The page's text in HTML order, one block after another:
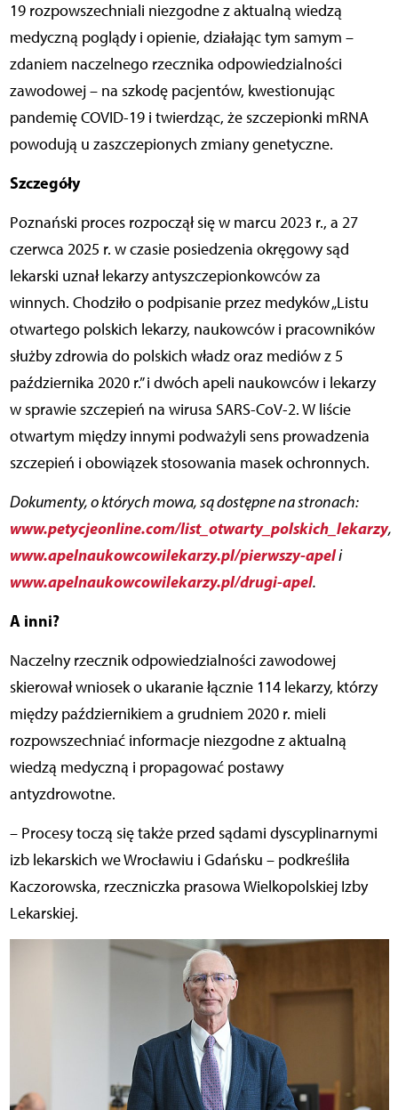
19 rozpowszechniali niezgodne z aktualną wiedzą
medyczną poglądy i opienie, działając tym samym –
zdaniem naczelnego rzecznika odpowiedzialności
zawodowej – na szkodę pacjentów, kwestionując
pandemię COVID-19 i twierdząc, że szczepionki mRNA
powodują u zaszczepionych zmiany genetyczne.
Szczegóły
Poznański proces rozpoczął się w marcu 2023 r., a 27
czerwca 2025 r. w czasie posiedzenia okręgowy sąd
lekarski uznał lekarzy antyszczepionkowców za
winnych. Chodziło o podpisanie przez medyków „Listu
otwartego polskich lekarzy, naukowców i pracowników
służby zdrowia do polskich władz oraz mediów z 5
października 2020 r.” i dwóch apeli naukowców i lekarzy
w sprawie szczepień na wirusa SARS-CoV-2. W liście
otwartym między innymi podważyli sens prowadzenia
szczepień i obowiązek stosowania masek ochronnych.
Dokumenty, o których mowa, są dostępne na stronach:
www.petycjeonline.com/list_otwarty_polskich_lekarzy,
www.apelnaukowcowilekarzy.pl/pierwszy-apeli
www.apelnaukowcowilekarzy.pl/drugi-apel.
A inni?
Naczelny rzecznik odpowiedzialności zawodowej
skierował wniosek o ukaranie łącznie 114 lekarzy, którzy
między październikiem a grudniem 2020 r. mieli
rozpowszechniać informacje niezgodne z aktualną
wiedzą medyczną i propagować postawy
antyzdrowotne.
– Procesy toczą się także przed sądami dyscyplinarnymi
izb lekarskich we Wrocławiu i Gdańsku – podkreśliła
Kaczorowska, rzeczniczka prasowa Wielkopolskiej Izby
Lekarskiej.